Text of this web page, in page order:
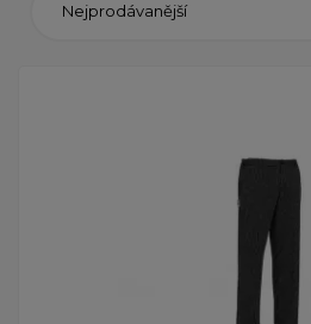
Nejprodávanější